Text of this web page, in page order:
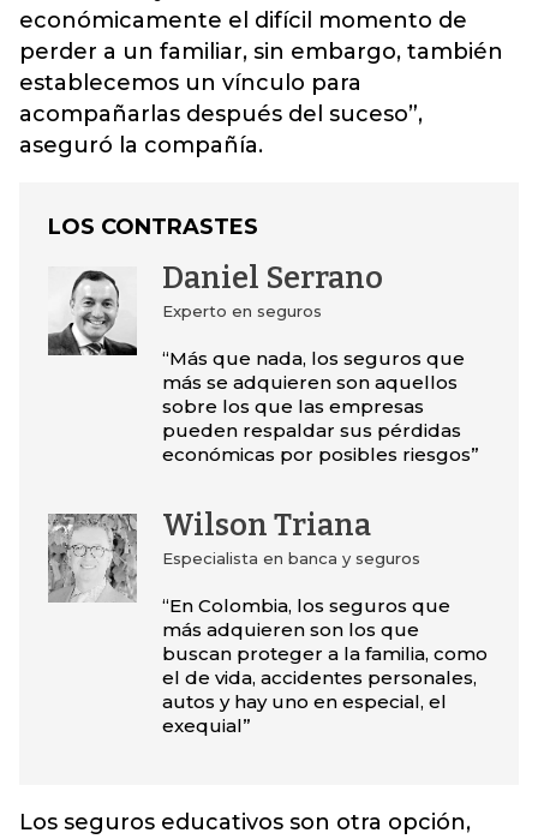
económicamente el difícil momento de
perder a un familiar, sin embargo, también
establecemos un vínculo para
acompañarlas después del suceso”,
aseguró la compañía.
LOS CONTRASTES
Daniel Serrano
Experto en seguros
“Más que nada, los seguros que
más se adquieren son aquellos
sobre los que las empresas
pueden respaldar sus pérdidas
económicas por posibles riesgos”
Wilson Triana
Especialista en banca y seguros
“En Colombia, los seguros que
más adquieren son los que
buscan proteger a la familia, como
el de vida, accidentes personales,
autos y hay uno en especial, el
exequial”
Los seguros educativos son otra opción,